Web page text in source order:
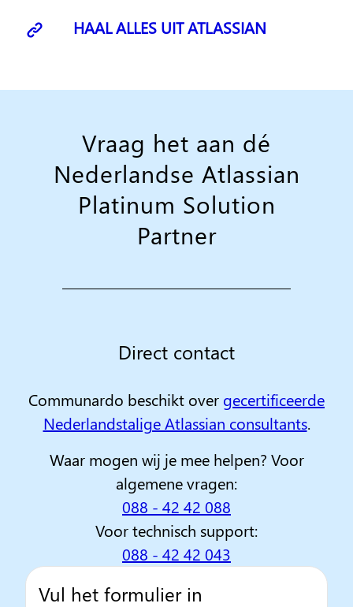
HAAL ALLES UIT ATLASSIAN
Vraag het aan dé
Nederlandse Atlassian
Platinum Solution
Partner
Direct contact
Communardo beschikt over gecertificeerde
Nederlandstalige Atlassian consultants.
Waar mogen wij je mee helpen? Voor
algemene vragen:
088 - 42 42 088
Voor technisch support:
088 - 42 42 043
Vul het formulier in